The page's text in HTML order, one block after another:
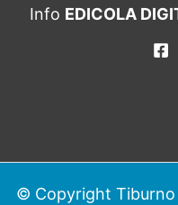
Info EDICOLA
© Copyright Tiburno